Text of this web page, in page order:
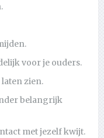
voor je ouders.
zien.
belangrijk
met jezelf kwijt.